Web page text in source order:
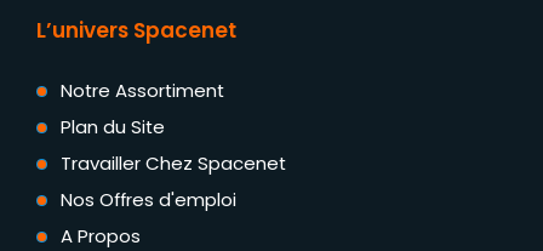
L’univers Spacenet
Notre Assortiment
Plan du Site
Travailler Chez Spacenet
Nos Offres d'emploi
A Propos